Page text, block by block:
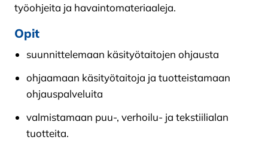
työohjeita ja havaintomateriaaleja.
Opit
suunnittelemaan käsityötaitojen ohjausta
ohjaamaan käsityötaitoja ja tuotteistamaan
ohjauspalveluita
valmistamaan puu-, verhoilu- ja tekstiilialan
tuotteita.